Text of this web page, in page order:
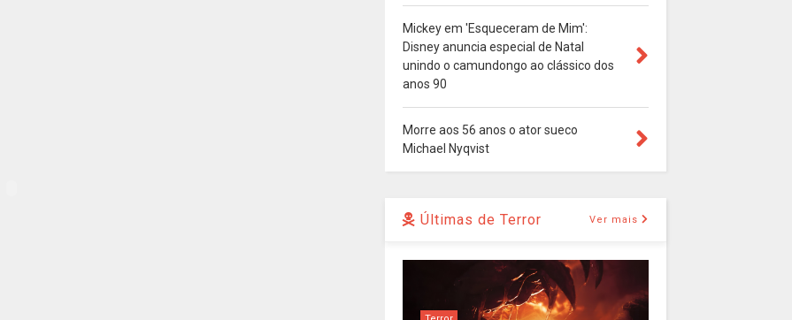
Mickey em 'Esqueceram de Mim':
Disney anuncia especial de Natal
unindo o camundongo ao clássico dos
anos 90
Morre aos 56 anos o ator sueco
Michael Nyqvist
Últimas de Terror Ver mais